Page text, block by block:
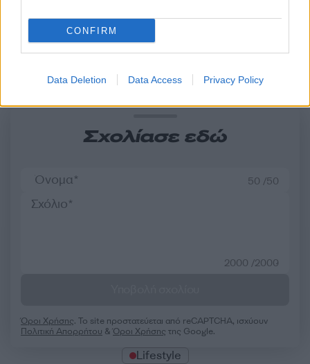
CONFIRM
Data Deletion Data Access Privacy Policy
Σχόλια
Σχολίασε εδώ
50 /50
2000 /2000
Όροι Χρήσης. Το site προστατεύεται από reCAPTCHA, ισχύουν
Πολιτική Απορρήτου &Όροι Χρήσης της Google.
Lifestyle